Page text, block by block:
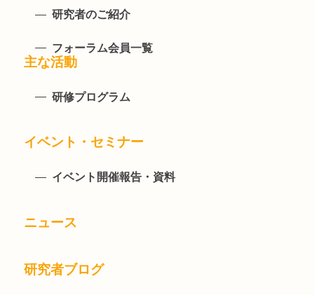
研究者のご紹介
フォーラム会員一覧
主な活動
研修プログラム
イベント・セミナー
イベント開催報告・資料
ニュース
研究者ブログ